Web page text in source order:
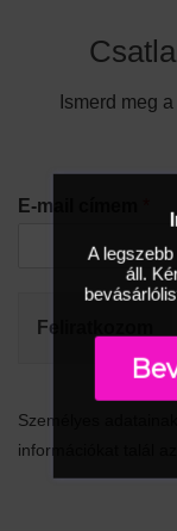
Ismerd meg
E-mail címem
Feliratkozom
Személyes
információkat talál
A
áll.